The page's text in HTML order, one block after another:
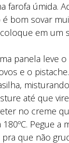
farofa úmida.
é bom sovar
em um
panela leve
e o
até que
no creme
Pegue
que não